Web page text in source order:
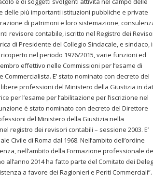
delle più importanti istituzioni pubbliche e private
di patrimoni e loro sistemazione,
revisore contabile, iscritto nel Registro dei
di Presidente del Collegio Sindacale, e sindaco,
nel periodo 1976/2015, varie funzioni ed
effettivo nelle Commissioni per l’esame di
E’ stato nominato con decreto del
professioni del Ministero della Giustizia in
per l’esame per l’abilitazione per l’iscrizione nel
è stato nominato con decreto del Direttore
del Ministero della Giustizia nella
registro dei revisori contabili – sessione 2003. E’
Civile di Roma dal 1968. Nell’ambito dell’ordine
nell’ambito della Formazione professionale
all’anno 2014 ha fatto parte del Comitato dei
a favore dei Ragionieri e Periti Commerciali”.